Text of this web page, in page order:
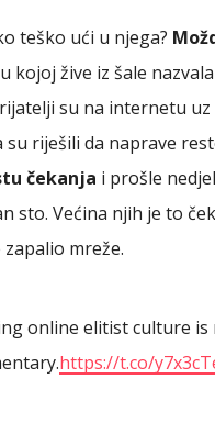
teško ući u njega?
kojoj žive iz šale
su na internetu
riješili da naprave
čekanja i prošle
sto. Većina njih je to
mreže.
online elitist culture
https://t.co/